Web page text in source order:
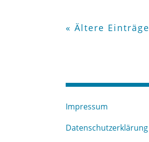
« Ältere Einträge
Impressum
Datenschutzerklärung